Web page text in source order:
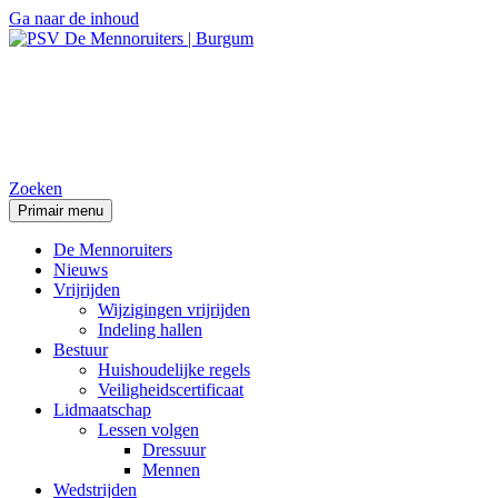
Ga naar de inhoud
Zoeken
Primair menu
De Mennoruiters
Nieuws
Vrijrijden
Wijzigingen vrijrijden
Indeling hallen
Bestuur
Huishoudelijke regels
Veiligheidscertificaat
Lidmaatschap
Lessen volgen
Dressuur
Mennen
Wedstrijden